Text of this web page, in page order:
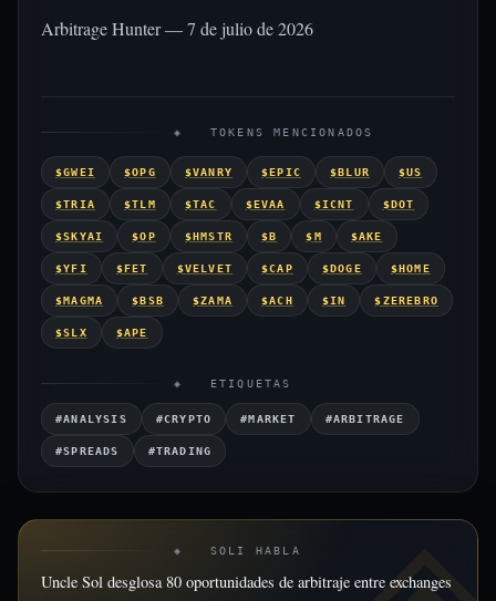
Arbitrage Hunter — 7 de julio de 2026
◈ TOKENS MENCIONADOS
$GWEI $OPG $VANRY $EPIC $BLUR $US
$TRIA $TLM $TAC $EVAA $ICNT $DOT
$SKYAI $OP $HMSTR $B $M $AKE
$YFI $FET $VELVET $CAP $DOGE $HOME
$MAGMA $BSB $ZAMA $ACH $IN $ZEREBRO
$SLX $APE
◈ ETIQUETAS
#ANALYSIS #CRYPTO #MARKET #ARBITRAGE
#SPREADS #TRADING
◈ SOLI HABLA
Uncle Sol desglosa 80 oportunidades de arbitraje entre exchanges